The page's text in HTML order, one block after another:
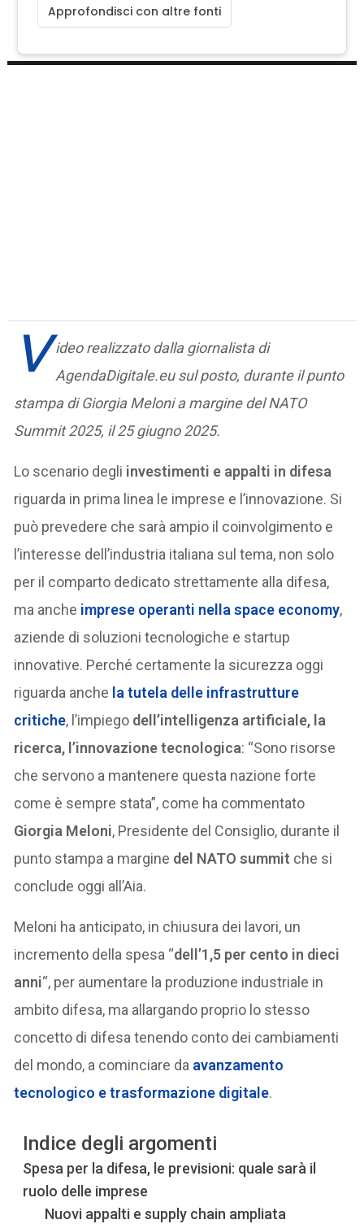
Approfondisci con altre fonti
V ideo realizzato dalla giornalista di
AgendaDigitale.eu sul posto, durante il punto
stampa di Giorgia Meloni a margine del NATO
Summit 2025, il 25 giugno 2025.
Lo scenario degli investimenti e appalti in difesa
riguarda in prima linea le imprese e l’innovazione. Si
può prevedere che sarà ampio il coinvolgimento e
l’interesse dell’industria italiana sul tema, non solo
per il comparto dedicato strettamente alla difesa,
ma anche imprese operanti nella space economy,
aziende di soluzioni tecnologiche e startup
innovative. Perché certamente la sicurezza oggi
riguarda anche la tutela delle infrastrutture
critiche, l’impiego dell’intelligenza artificiale, la
ricerca, l’innovazione tecnologica: “Sono risorse
che servono a mantenere questa nazione forte
come è sempre stata”, come ha commentato
Giorgia Meloni, Presidente del Consiglio, durante il
punto stampa a margine del NATO summit che si
conclude oggi all’Aia.
Meloni ha anticipato, in chiusura dei lavori, un
incremento della spesa “dell’1,5 per cento in dieci
anni“, per aumentare la produzione industriale in
ambito difesa, ma allargando proprio lo stesso
concetto di difesa tenendo conto dei cambiamenti
del mondo, a cominciare da avanzamento
tecnologico e trasformazione digitale.
Indice degli argomenti
Spesa per la difesa, le previsioni: quale sarà il
ruolo delle imprese
Nuovi appalti e supply chain ampliata